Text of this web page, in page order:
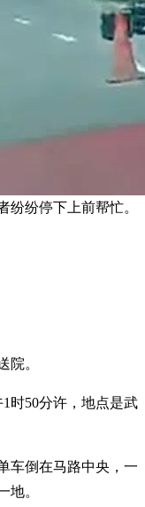
纷纷停下上前帮忙。
院。
时50分许，地点是武
车倒在马路中央，一
地。